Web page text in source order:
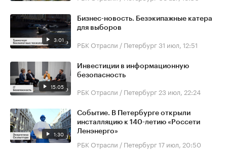
3:01
Бизнес-новость. Безэкипажные катера
для выборов
РБК Отрасли / Петербург31 июл, 12:51
15:05
Инвестиции в информационную
безопасность
РБК Отрасли / Петербург 23 июл, 22:24
1:30
Событие. В Петербурге открыли
инсталляцию к 140-летию «Россети
Ленэнерго»
РБК Отрасли / Петербург17 июл, 20:50